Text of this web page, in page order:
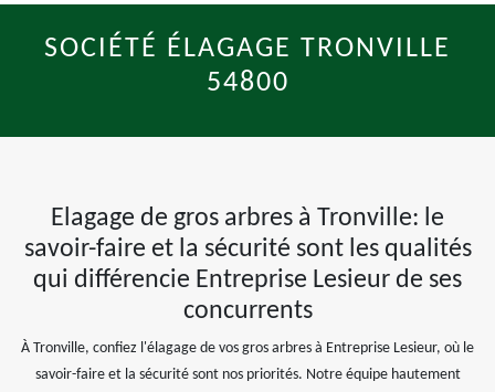
SOCIÉTÉ ÉLAGAGE TRONVILLE
54800
Elagage de gros arbres à Tronville: le
savoir-faire et la sécurité sont les qualités
qui différencie Entreprise Lesieur de ses
concurrents
À Tronville, confiez l'élagage de vos gros arbres à Entreprise Lesieur, où le
savoir-faire et la sécurité sont nos priorités. Notre équipe hautement